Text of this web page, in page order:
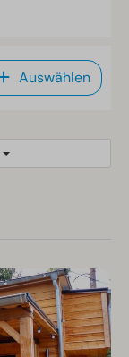
Auswählen